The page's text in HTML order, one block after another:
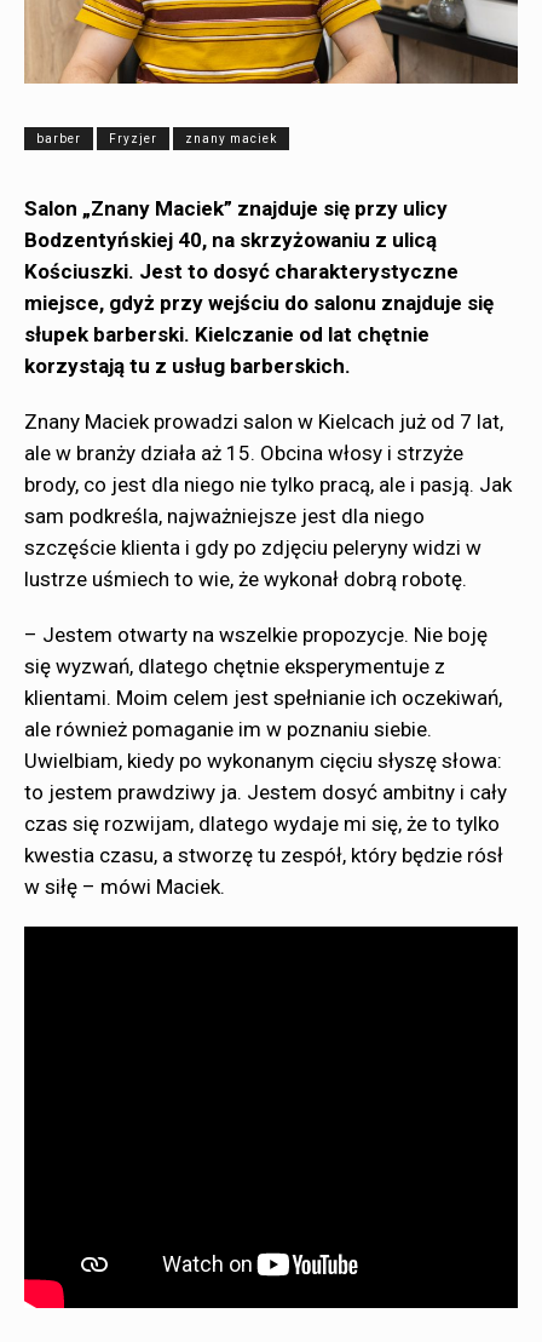
barber Fryzjer znany maciek
Salon „Znany Maciek” znajduje się przy ulicy
Bodzentyńskiej 40, na skrzyżowaniu z ulicą
Kościuszki. Jest to dosyć charakterystyczne
miejsce, gdyż przy wejściu do salonu znajduje się
słupek barberski. Kielczanie od lat chętnie
korzystają tu z usług barberskich.
Znany Maciek prowadzi salon w Kielcach już od 7 lat,
ale w branży działa aż 15. Obcina włosy i strzyże
brody, co jest dla niego nie tylko pracą, ale i pasją. Jak
sam podkreśla, najważniejsze jest dla niego
szczęście klienta i gdy po zdjęciu peleryny widzi w
lustrze uśmiech to wie, że wykonał dobrą robotę.
– Jestem otwarty na wszelkie propozycje. Nie boję
się wyzwań, dlatego chętnie eksperymentuje z
klientami. Moim celem jest spełnianie ich oczekiwań,
ale również pomaganie im w poznaniu siebie.
Uwielbiam, kiedy po wykonanym cięciu słyszę słowa:
to jestem prawdziwy ja. Jestem dosyć ambitny i cały
czas się rozwijam, dlatego wydaje mi się, że to tylko
kwestia czasu, a stworzę tu zespół, który będzie rósł
w siłę – mówi Maciek.